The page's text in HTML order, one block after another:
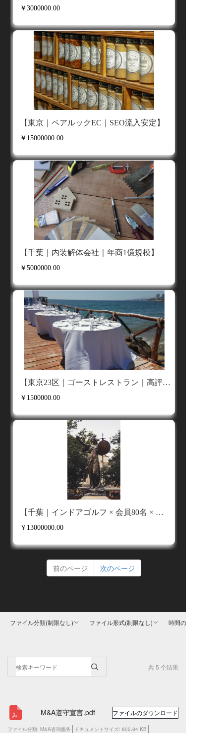
専門性と効率性を選ぶという選択
当社をパートナーに選ぶことは、「専門性」と
「効率性」を選ぶことです。変化の激しいビジネ
ス環境の中で、共に次世代の商取引を切り拓き、
より輝かしい未来を創造してまいりましょう。
￥3000000.00
【東京｜ペアルックEC｜SEO流入安定】
￥15000000.00
【千葉｜内装解体会社｜年商1億規模】
￥5000000.00
【東京23区｜ゴーストレストラン｜高評価アカウント資産】
￥1500000.00
【千葉｜インドアゴルフ × 会員80名 × 駅直結】
￥13000000.00
前のページ 次のページ
ファイル分類(制限なし) ファイル形式(制限なし) 時間の選択
共 5 个结果
M&A遵守宣言.pdf ファイルのダウンロード
ファイル分類: M&A咨询服务 ドキュメントサイズ: 802.84 KB